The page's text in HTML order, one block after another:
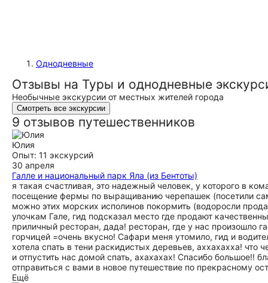
Однодневные
Отзывы на Туры и однодневные
Необычные экскурсии от местных жителей города
Смотреть все экскурсии
9 отзывов путешественников
Юлия
Опыт: 11 экскурсий
30 апреля
Галле и национальный парк Яла (из Бентоты)
я такая счастливая, это надежный человек, у которого в
посещение фермы по выращиванию черепашек (посетили
можно этих морских исполинов покормить (водоросли
улочкам Гале, гид подсказал место где продают
приличный ресторан, дада! ресторан, где у нас произошло
горчицей =очень вкусно! Сафари меня утомило, гид и
хотела спать в тени раскидистых деревьев, аххахахха! что
и отпустить нас домой спать, ахахахах! Спасибо большое!!
отправиться с вами в новое путешествие по прекрасному
Ещё